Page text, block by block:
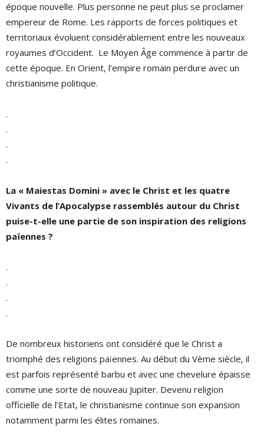
époque nouvelle. Plus personne ne peut plus se proclamer
empereur de Rome. Les rapports de forces politiques et
territoriaux évoluent considérablement entre les nouveaux
royaumes d’Occident. Le Moyen Âge commence à partir de
cette époque. En Orient, l’empire romain perdure avec un
christianisme politique.
.
.
.
.
La « Maiestas Domini » avec le Christ et les quatre
Vivants de l’Apocalypse rassemblés autour du Christ
puise-t-elle une partie de son inspiration des religions
païennes ?
.
.
.
.
De nombreux historiens ont considéré que le Christ a
triomphé des religions païennes. Au début du Vème siècle, il
est parfois représenté barbu et avec une chevelure épaisse
comme une sorte de nouveau Jupiter. Devenu religion
officielle de l’Etat, le christianisme continue son expansion
notamment parmi les élites romaines.